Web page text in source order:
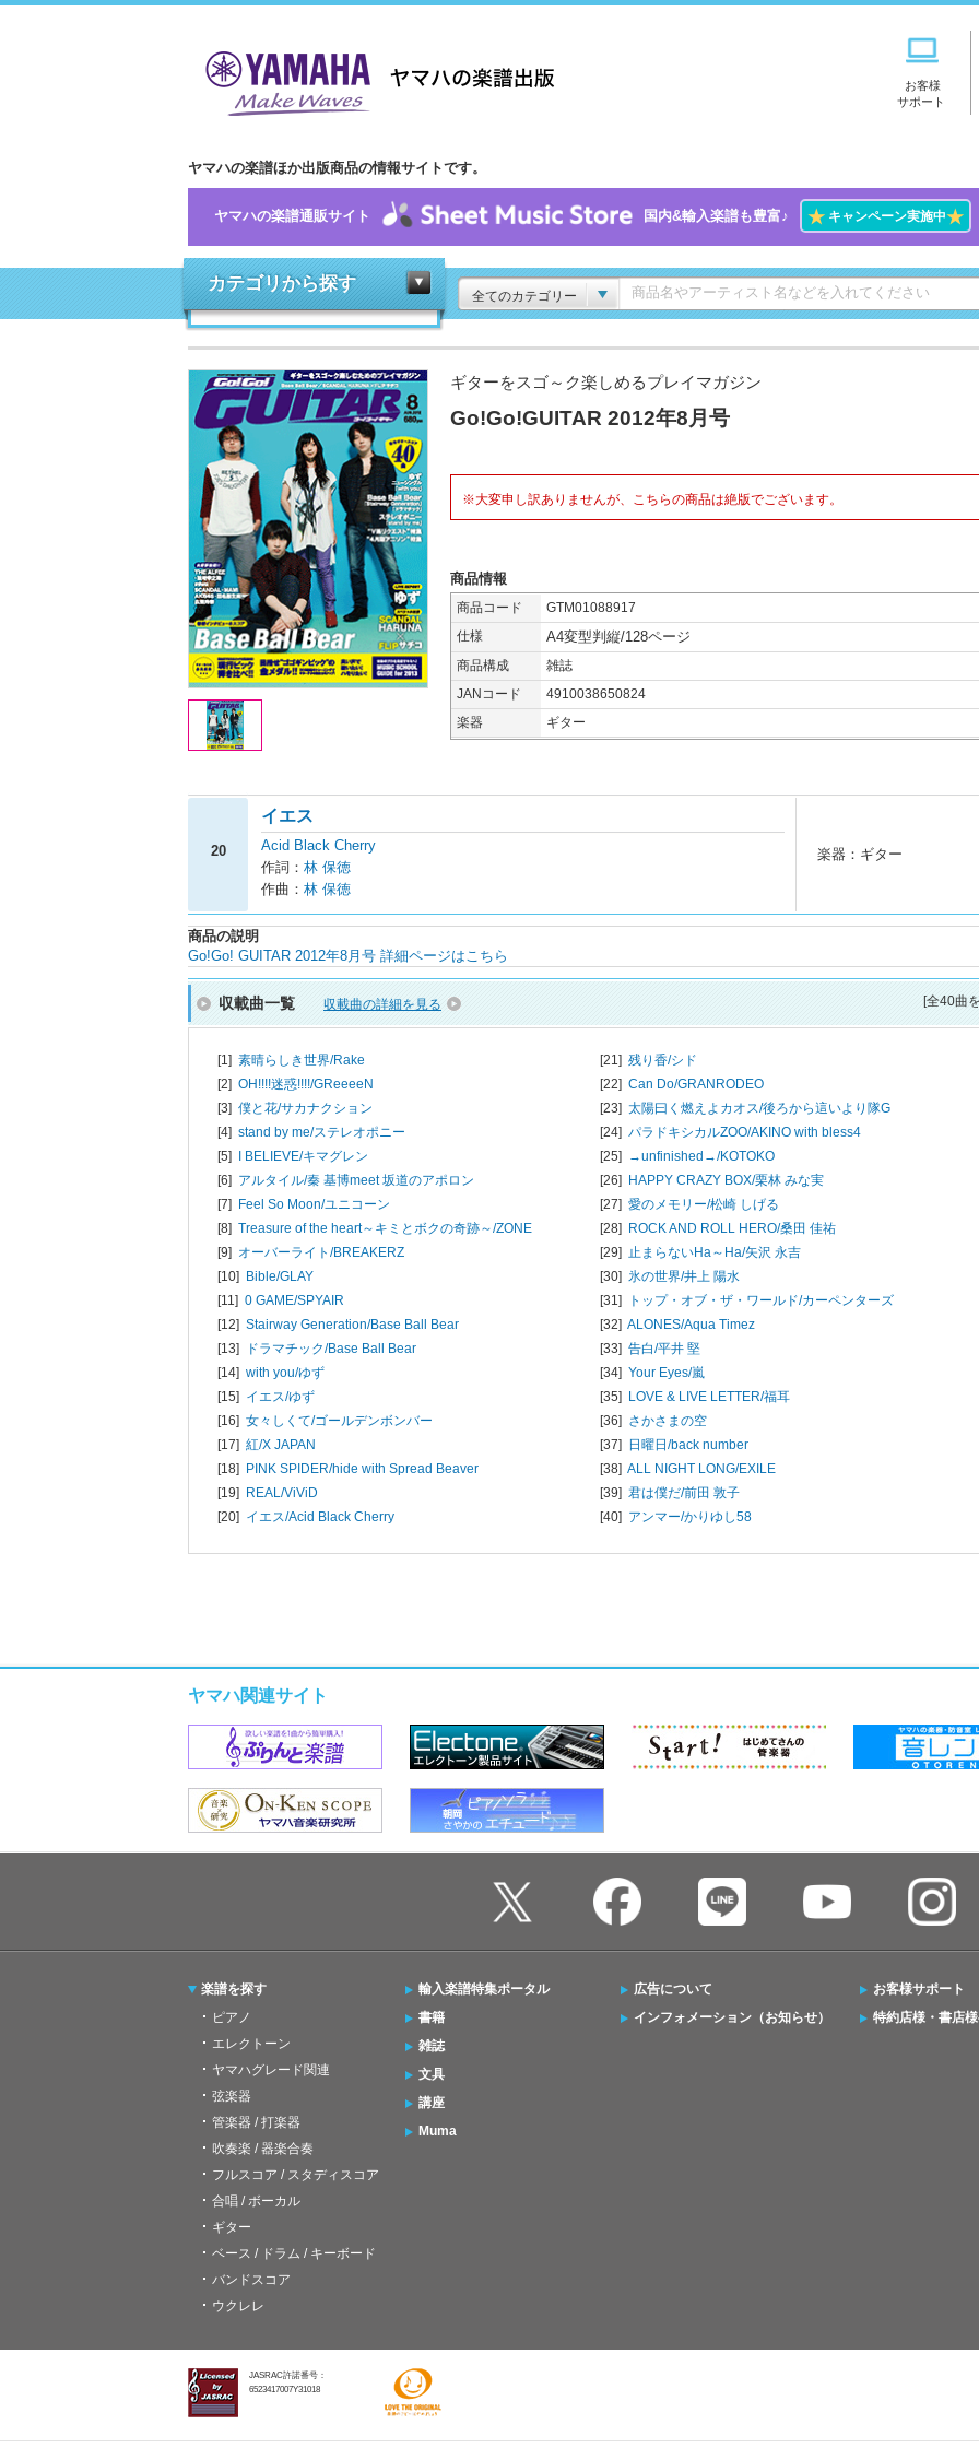
お客様
サポート
ヤマハの楽譜ほか出版商品の情報サイトです。
ヤマハの楽譜通販サイト 国内&輸入楽譜も豊富♪ ★キャンペーン実施中★
カテゴリから探す
全てのカテゴリー
ギターをスゴ～ク楽しめるプレイマガジン
Go!Go!GUITAR 2012年8月号
※大変申し訳ありませんが、こちらの商品は絶版でございます。
商品情報
商品コード
GTM01088917
仕様
A4変型判縦/128ページ
商品構成
雑誌
JANコード
4910038650824
楽器
ギター
20
イエス
Acid Black Cherry
作詞： 林 保徳
作曲： 林 保徳
楽器：ギター
商品の説明
Go!Go! GUITAR 2012年8月号 詳細ページはこちら
収載曲一覧 収載曲の詳細を見る [全40曲
[1] 素晴らしき世界/Rake
[2] OH!!!!迷惑!!!!/GReeeeN
[3] 僕と花/サカナクション
[4] stand by me/ステレオポニー
[5] I BELIEVE/キマグレン
[6] アルタイル/秦 基博meet 坂道のアポロン
[7] Feel So Moon/ユニコーン
[8] Treasure of the heart～キミとボクの奇跡～/ZONE
[9] オーバーライト/BREAKERZ
[10] Bible/GLAY
[11] 0 GAME/SPYAIR
[12] Stairway Generation/Base Ball Bear
[13]
ドラマチック/Base Ball Bear
[14] with you/ゆず
[15] イエス/ゆず
[16] 女々しくて/ゴールデンボンバー
[17] 紅/X JAPAN
[18] PINK SPIDER/hide with Spread Beaver
[19] REAL/ViViD
[20] イエス/Acid Black Cherry
[21] 残り香/シド
[22] Can Do/GRANRODEO
[23] 太陽曰く燃えよカオス/後ろから這いより隊G
[24] パラドキシカルZOO/AKINO with bless4
[25] →unfinished→/KOTOKO
[26] HAPPY CRAZY BOX/栗林 みな実
[27] 愛のメモリー/松崎 しげる
[28] ROCK AND ROLL HERO/桑田 佳祐
[29] 止まらないHa～Ha/矢沢 永吉
[30] 氷の世界/井上 陽水
[31]
トップ・オブ・ザ・ワールド/カーペンターズ
[32] ALONES/Aqua Timez
[33] 告白/平井 堅
[34] Your Eyes/嵐
[35] LOVE & LIVE LETTER/福耳
[36] さかさまの空
[37] 日曜日/back number
[38] ALL NIGHT LONG/EXILE
[39] 君は僕だ/前田 敦子
[40] アンマー/かりゆし58
ヤマハ関連サイト
楽譜を探す
ピアノ
エレクトーン
ヤマハグレード関連
弦楽器
管楽器 / 打楽器
吹奏楽 / 器楽合奏
フルスコア / スタディスコア
合唱 / ボーカル
ギター
ベース / ドラム / キーボード
バンドスコア
ウクレレ
輸入楽譜特集ポータル
書籍
雑誌
文具
講座
Muma
広告について
インフォメーション（お知らせ）
お客様サポート
特約店様・書店
JASRAC許諾番号：
6523417007Y31018